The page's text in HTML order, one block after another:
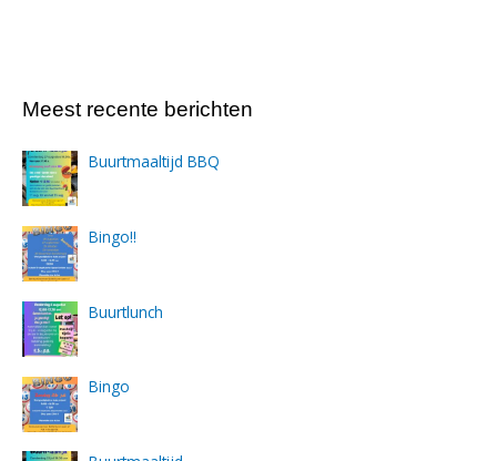
Meest recente berichten
Buurtmaaltijd BBQ
Bingo!!
Buurtlunch
Bingo